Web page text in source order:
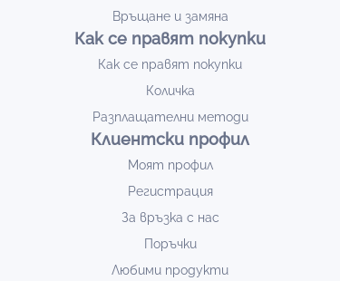
Връщане и замяна
Как се правят покупки
Как се правят покупки
Количка
Разплащателни методи
Клиентски профил
Моят профил
Регистрация
За връзка с нас
Поръчки
Любими продукти